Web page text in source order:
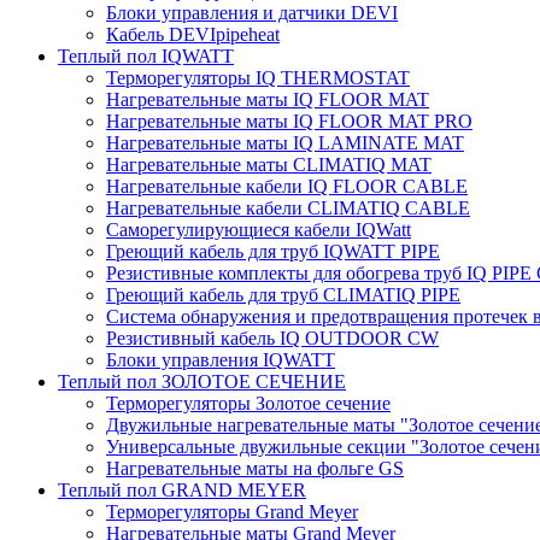
Блоки управления и датчики DEVI
Кабель DEVIpipeheat
Теплый пол IQWATT
Терморегуляторы IQ THERMOSTAT
Нагревательные маты IQ FLOOR MAT
Нагревательные маты IQ FLOOR MAT PRO
Нагревательные маты IQ LAMINATE MAT
Нагревательные маты CLIMATIQ MAT
Нагревательные кабели IQ FLOOR CABLE
Нагревательные кабели CLIMATIQ CABLE
Саморегулирующиеся кабели IQWatt
Греющий кабель для труб IQWATT PIPE
Резистивные комплекты для обогрева труб IQ PIPE
Греющий кабель для труб CLIMATIQ PIPE
Система обнаружения и предотвращения протечек
Резистивный кабель IQ OUTDOOR CW
Блоки управления IQWATT
Теплый пол ЗОЛОТОЕ СЕЧЕНИЕ
Терморегуляторы Золотое сечение
Двужильные нагревательные маты "Золотое
Универсальные двужильные секции "Золотое
Нагревательные маты на фольге GS
Теплый пол GRAND MEYER
Терморегуляторы Grand Meyer
Нагревательные маты Grand Meyer